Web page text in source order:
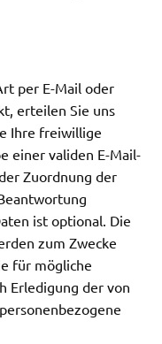
per E-Mail oder
erteilen Sie uns
Ihre freiwillige
einer validen E-Mail-
Zuordnung der
ist optional. Die
zum Zwecke
für mögliche
Erledigung der von